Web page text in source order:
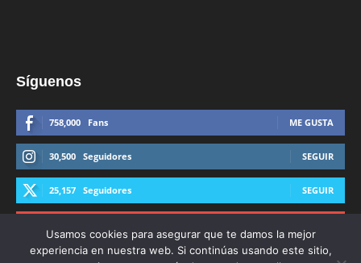
Síguenos
758,000 Fans ME GUSTA
30,500 Seguidores SEGUIR
25,157 Seguidores SEGUIR
Usamos cookies para asegurar que te damos la mejor
experiencia en nuestra web. Si continúas usando este sitio,